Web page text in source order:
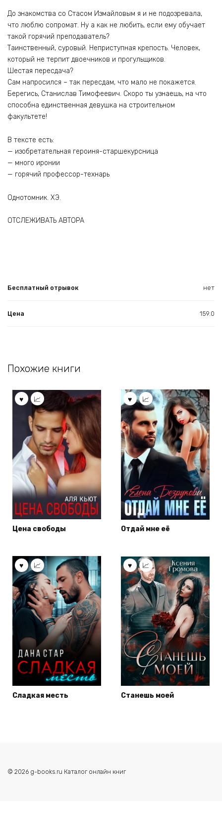
До знакомства со Стасом Измайловым я и не подозревала,
что люблю сопромат. Ну а как не любить, если ему обучает
такой горячий преподаватель?
Таинственный, суровый. Неприступная крепость. Человек,
который не терпит двоечников и прогульщиков.
Шестая пересдача?
Сам напросился – так пересдам, что мало не покажется.
Берегись, Станислав Тимофеевич. Скоро ты узнаешь, на что
способна единственная девушка на строительном
факультете!
В тексте есть:
— изобретательная героиня-старшекурсница
— много иронии
— горячий профессор-технарь
Однотомник. ХЭ.
ОТСЛЕЖИВАТЬ АВТОРА
Бесплатный отрывок нет
Цена 159.0
Похожие книги
Цена свободы Отдай мне её
Сладкая месть Станешь моей
© 2026 g-books.ru Каталог онлайн книг